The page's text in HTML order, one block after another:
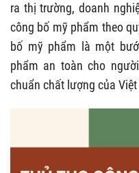
ra thị trường, doanh
công bố mỹ phẩm theo
bố mỹ phẩm là một
phẩm an toàn cho
chuẩn chất lượng của